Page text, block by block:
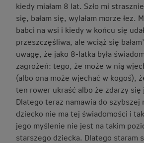
kiedy miałam 8 lat. Szło mi
się, bałam się, wylałam morze łez.
babci na wsi i kiedy w końcu się
przeszczęśliwa, ale wciąż się
uwagę, że jako 8-latka była
zagrożeń: tego, że może w nią
(albo ona może wjechać w kogoś),
ten rower ukraść albo że zdarzy się
Dlatego teraz namawia do szybszej
dziecko nie ma tej świadomości i
jego myślenie nie jest na takim
starszego dziecka. Dlatego staram